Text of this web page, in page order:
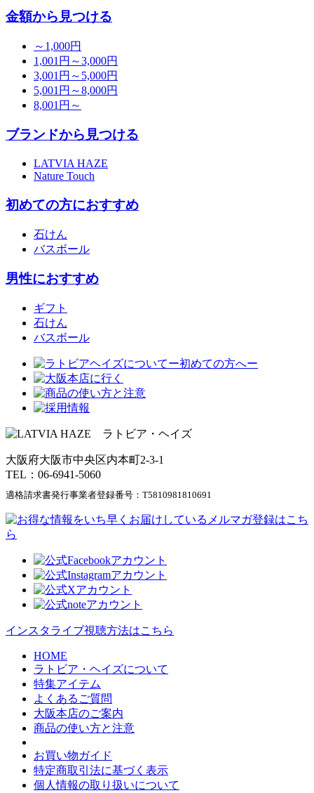
金額から見つける
～1,000円
1,001円～3,000円
3,001円～5,000円
5,001円～8,000円
8,001円～
ブランドから見つける
LATVIA HAZE
Nature Touch
初めての方におすすめ
石けん
バスボール
男性におすすめ
ギフト
石けん
バスボール
大阪府大阪市中央区内本町2-3-1
TEL：06-6941-5060
適格請求書発行事業者登録番号： T5810981810691
インスタライブ視聴方法はこちら
HOME
ラトビア・ヘイズについて
特集アイテム
よくあるご質問
大阪本店のご案内
商品の使い方と注意
お買い物ガイド
特定商取引法に基づく表示
個人情報の取り扱いについて